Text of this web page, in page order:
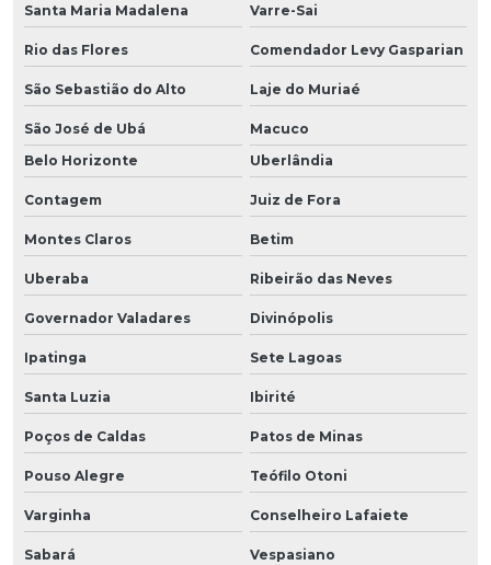
Santa Maria Madalena Varre-Sai
Rio das Flores Comendador Levy Gasparian
São Sebastião do Alto Laje do Muriaé
São José de Ubá
Macuco
Belo Horizonte
Uberlândia
Contagem Juiz de Fora
Montes Claros Betim
Uberaba Ribeirão das Neves
Governador Valadares Divinópolis
Ipatinga Sete Lagoas
Santa Luzia Ibirité
Poços de Caldas Patos de Minas
Pouso Alegre Teófilo Otoni
Varginha Conselheiro Lafaiete
Sabará Vespasiano